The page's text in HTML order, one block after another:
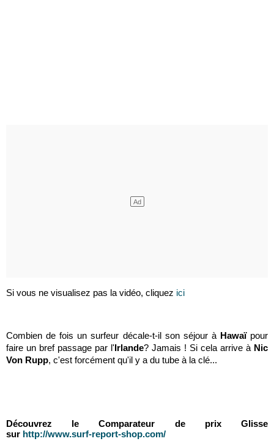
Si vous ne visualisez pas la vidéo, cliquez ici
Combien de fois un surfeur décale-t-il son séjour à Hawaï pour
faire un bref passage par l'Irlande? Jamais ! Si cela arrive à Nic
Von Rupp, c'est forcément qu'il y a du tube à la clé...
Découvrez le Comparateur de prix Glisse
sur http://www.surf-report-shop.com/